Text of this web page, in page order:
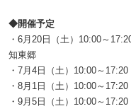
◆開催予定
・6月20日（土）10:00～
知東郷
・7月4日（土）10:00～
・8月1日（土）10:00～
・9月5日（土）10:00～